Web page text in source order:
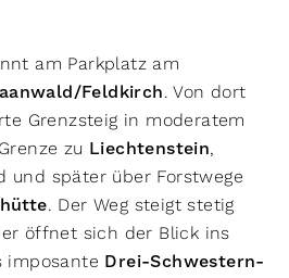
am Parkplatz am
Feldkirch. Von dort
Grenzsteig in moderatem
zu Liechtenstein,
und später über Forstwege
. Der Weg steigt stetig
öffnet sich der Blick ins
imposante Drei-Schwestern-